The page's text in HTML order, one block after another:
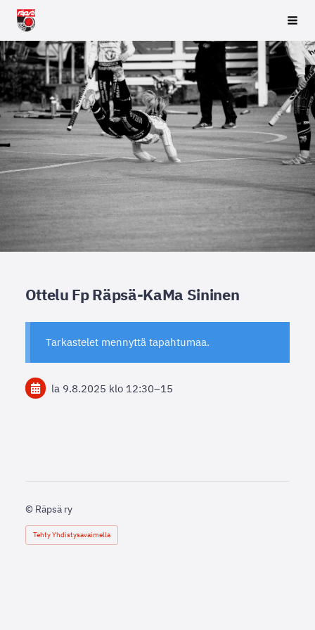
Siirry
sivun
sisältöön
Räpsä ry
Ottelu Fp Räpsä-KaMa Sininen
Tarkastelet mennyttä tapahtumaa.
la 9.8.2025 klo 12:30–15
© Räpsä ry
Tehty Yhdistysavaimella